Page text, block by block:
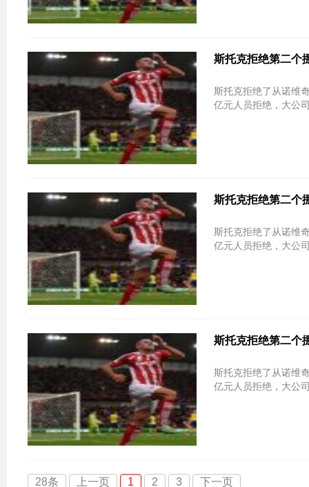
斯托克拒绝第二个
斯托克拒绝了从诺维
亿元人员拒绝，大公
斯托克拒绝第二个
斯托克拒绝了从诺维
亿元人员拒绝，大公
斯托克拒绝第二个
斯托克拒绝了从诺维
亿元人员拒绝，大公
28条 上一页 1 2 3 下一页